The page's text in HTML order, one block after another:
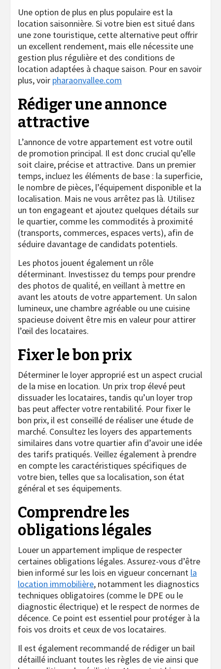
Une option de plus en plus populaire est la
location saisonnière. Si votre bien est situé dans
une zone touristique, cette alternative peut offrir
un excellent rendement, mais elle nécessite une
gestion plus régulière et des conditions de
location adaptées à chaque saison. Pour en savoir
plus, voir pharaonvallee.com
Rédiger une annonce
attractive
L’annonce de votre appartement est votre outil
de promotion principal. Il est donc crucial qu’elle
soit claire, précise et attractive. Dans un premier
temps, incluez les éléments de base : la superficie,
le nombre de pièces, l’équipement disponible et la
localisation. Mais ne vous arrêtez pas là. Utilisez
un ton engageant et ajoutez quelques détails sur
le quartier, comme les commodités à proximité
(transports, commerces, espaces verts), afin de
séduire davantage de candidats potentiels.
Les photos jouent également un rôle
déterminant. Investissez du temps pour prendre
des photos de qualité, en veillant à mettre en
avant les atouts de votre appartement. Un salon
lumineux, une chambre agréable ou une cuisine
spacieuse doivent être mis en valeur pour attirer
l’œil des locataires.
Fixer le bon prix
Déterminer le loyer approprié est un aspect crucial
de la mise en location. Un prix trop élevé peut
dissuader les locataires, tandis qu’un loyer trop
bas peut affecter votre rentabilité. Pour fixer le
bon prix, il est conseillé de réaliser une étude de
marché. Consultez les loyers des appartements
similaires dans votre quartier afin d’avoir une idée
des tarifs pratiqués. Veillez également à prendre
en compte les caractéristiques spécifiques de
votre bien, telles que sa localisation, son état
général et ses équipements.
Comprendre les
obligations légales
Louer un appartement implique de respecter
certaines obligations légales. Assurez-vous d’être
bien informé sur les lois en vigueur concernant la
location immobilière, notamment les diagnostics
techniques obligatoires (comme le DPE ou le
diagnostic électrique) et le respect de normes de
décence. Ce point est essentiel pour protéger à la
fois vos droits et ceux de vos locataires.
Il est également recommandé de rédiger un bail
détaillé incluant toutes les règles de vie ainsi que